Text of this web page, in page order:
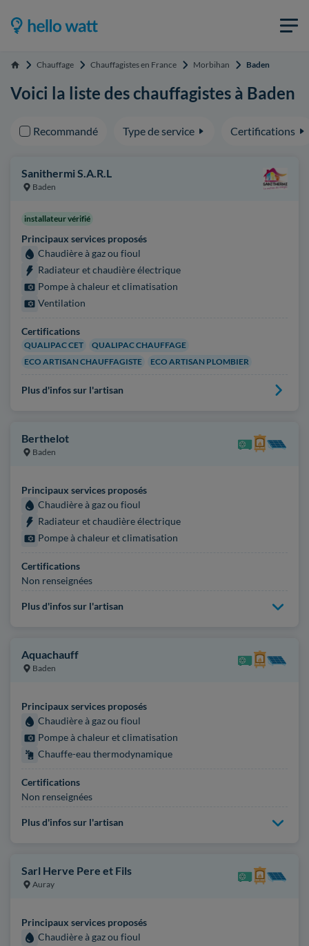
Accueil Chauffage Chauffagistes en France Morbihan Baden
Voici la liste des chauffagistes à Baden
Recommandé Type de service Certifications
Sanithermi S.A.R.L
Baden
installateur vérifié
Principaux services proposés
Chaudière à gaz ou fioul
Radiateur et chaudière électrique
Pompe à chaleur et climatisation
Ventilation
Certifications
QUALIPAC CET
QUALIPAC CHAUFFAGE
ECO ARTISAN CHAUFFAGISTE
ECO ARTISAN PLOMBIER
Plus d'infos sur l'artisan
Berthelot
Baden
Principaux services proposés
Chaudière à gaz ou fioul
Radiateur et chaudière électrique
Pompe à chaleur et climatisation
Certifications
Non renseignées
Plus d'infos sur l'artisan
Aquachauff
Baden
Principaux services proposés
Chaudière à gaz ou fioul
Pompe à chaleur et climatisation
Chauffe-eau thermodynamique
Certifications
Non renseignées
Plus d'infos sur l'artisan
Sarl Herve Pere et Fils
Auray
Principaux services proposés
Chaudière à gaz ou fioul